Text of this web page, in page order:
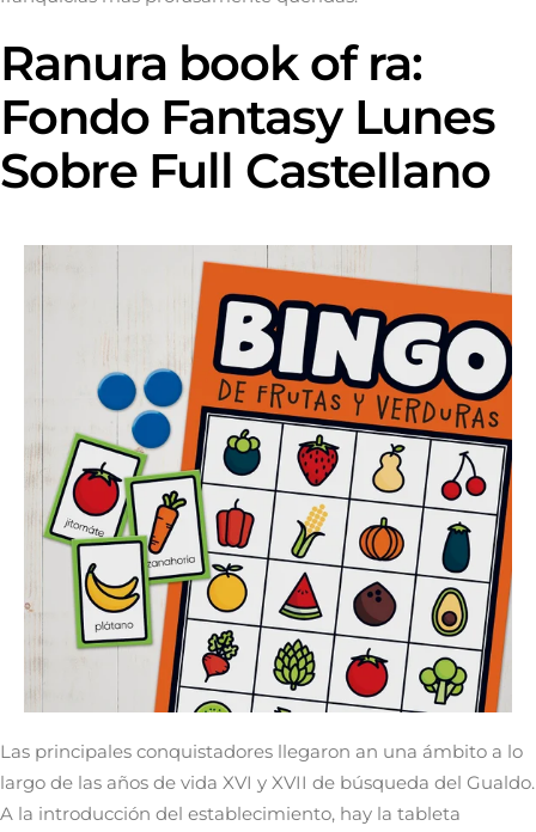
Ranura book of ra:
Fondo Fantasy Lunes
Sobre Full Castellano
Las principales conquistadores llegaron an una ámbito a lo
largo de las años de vida XVI y XVII de búsqueda del Gualdo.
A la introducción del establecimiento, hay la tableta